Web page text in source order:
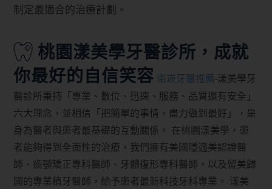
制定最適合的治療計劃。
桃園漾美學牙醫診所，成就
你最好的自信笑容 南崁牙醫推薦-漾美學牙
醫診所秉持「專業、數位、迅速、服務、品質還有安全」
六大理念，並相信「把簡單的事情，盡力做到最好」，是
身為醫者與患者最基礎的互動關係。 在桃園漾美學，患
者能夠得到全面性的治療，我們擁有美國隱適美認證醫
師、齒顎矯正專科醫師、牙體復形專科醫師，以及留美歸
國的專業植牙醫師，給予患者最新科技牙科專業。 漾美